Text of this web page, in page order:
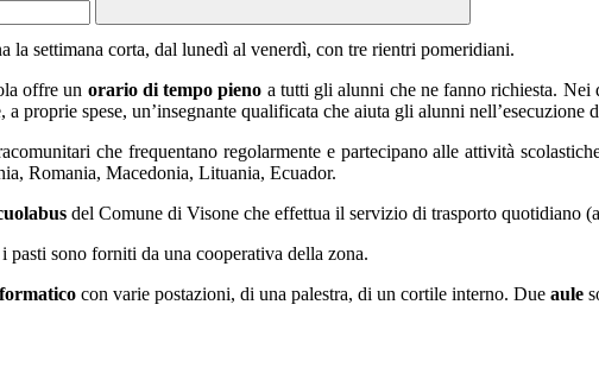
la settimana corta, dal lunedì al venerdì, con tre rientri pomeridiani.
offre un orario di tempo pieno a tutti gli alunni che ne fanno richiesta. Nei
proprie spese, un’insegnante qualificata che aiuta gli alunni nell’esecuzione
che frequentano regolarmente e partecipano alle attività
Romania, Macedonia, Lituania, Ecuador.
del Comune di Visone che effettua il servizio di trasporto quotidiano
sono forniti da una cooperativa della zona.
con varie postazioni, di una palestra, di un cortile interno. Due aule